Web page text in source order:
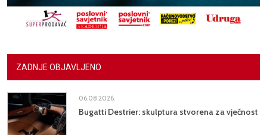
ZADNJE OBJAVLJENO
06.08.2026.
Bugatti Destrier: skulptura stvorena za vječnost